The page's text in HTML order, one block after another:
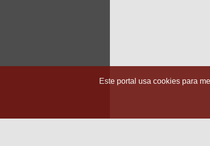
Este portal usa cookies para